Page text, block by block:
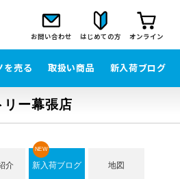
お問い合わせ はじめての方 オンライン
を売る 取扱い商品 新入荷ブログ
リー幕張店
介 新入荷ブログ
NEW
地図